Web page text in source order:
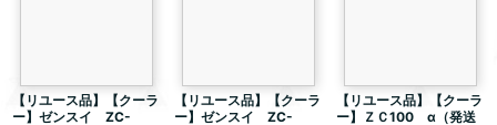
【リユース品】【クーラ
ー】ゼンスイ ZC-
【リユース品】【クーラ
ー】ゼンスイ ZC-
【リユース品】【クーラ
ー】ＺＣ100 α（発送